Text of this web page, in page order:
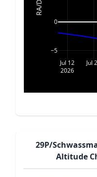
Jul 12
2026
Jul
−5
0
29P/
Altitude